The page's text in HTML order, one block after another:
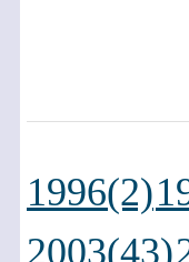
1996(2)
2003(43)